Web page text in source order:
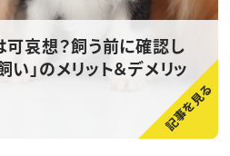
哀想？飼う前に確認し
」のメリット＆デメリッ